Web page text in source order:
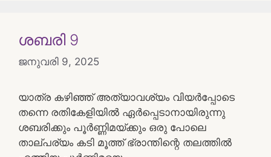
ശബരി 9
ജനുവരി 9, 2025
യാത്ര കഴിഞ്ഞ് അത്യാവശ്യം വിയർപ്പോടെ
തന്നെ രതികേളിയിൽ ഏർപ്പെടാനായിരുന്നു
ശബരിക്കും പൂർണ്ണിമയ്ക്കും ഒരു പോലെ
താല്പര്യം കടി മൂത്ത് ഭ്രാന്തിന്റെ തലത്തിൽ